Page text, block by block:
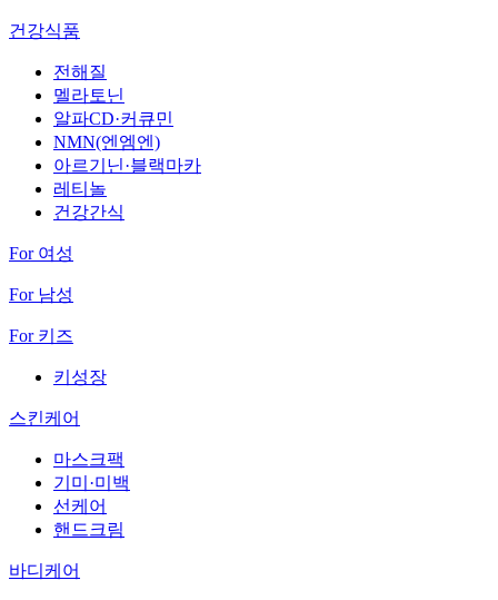
건강식품
전해질
멜라토닌
알파CD·커큐민
NMN(엔엠엔)
아르기닌·블랙마카
레티놀
건강간식
For 여성
For 남성
For 키즈
키성장
스킨케어
마스크팩
기미·미백
선케어
핸드크림
바디케어